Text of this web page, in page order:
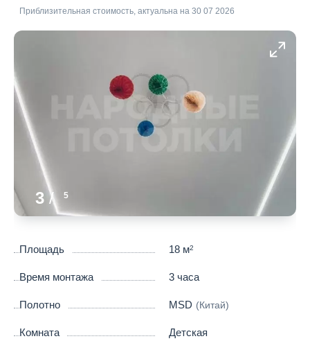
Приблизительная стоимость, актуальна на 30 07 2026
3 / 5
Площадь 18 м2
Время монтажа 3 часа
Полотно MSD (Китай)
Комната Детская